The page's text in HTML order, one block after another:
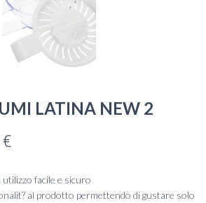
LATINA NEW 2
€
attuale
facile e sicuro
al prodotto permettendo di gustare solo